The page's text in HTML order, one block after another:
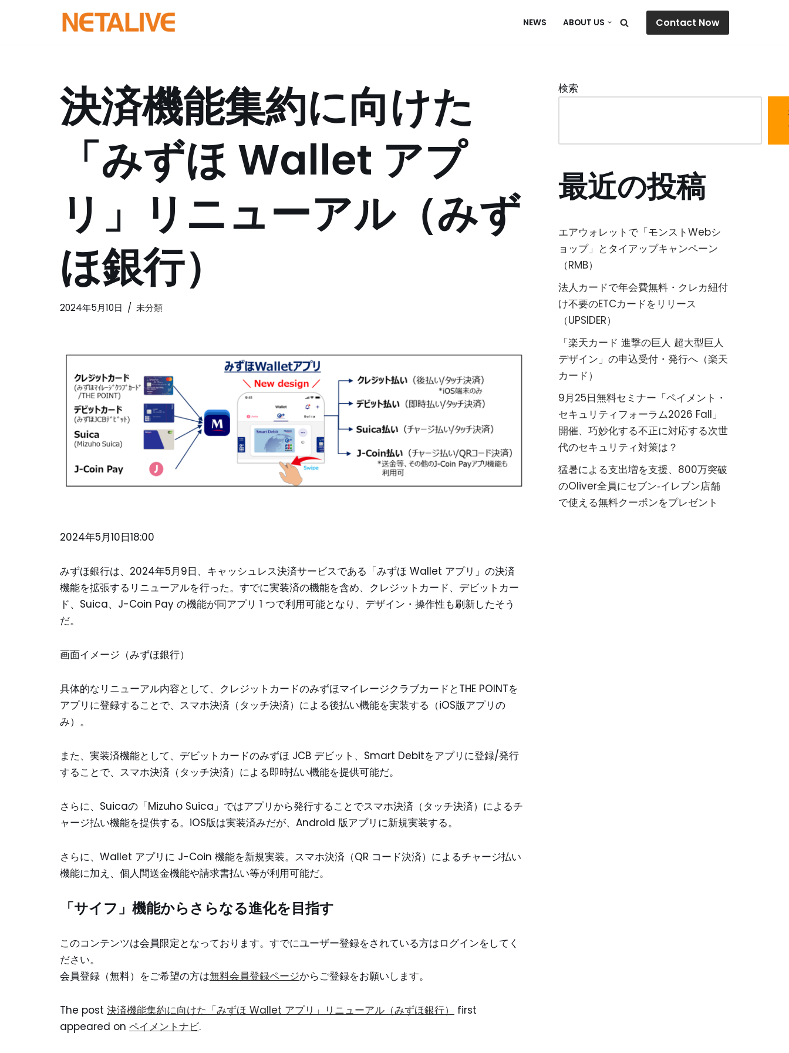
NEWS ABOUT US Contact Now
決済機能集約に向けた
「みずほ Wallet アプ
リ」リニューアル（みず
ほ銀行）
2024年5月10日 未分類
2024年5月10日18:00
みずほ銀行は、2024年5月9日、キャッシュレス決済サービスである「みずほ Wallet アプリ」の決済
機能を拡張するリニューアルを行った。すでに実装済の機能を含め、クレジットカード、デビットカー
ド、Suica、J-Coin Pay の機能が同アプリ 1 つで利用可能となり、デザイン・操作性も刷新したそう
だ。
画面イメージ（みずほ銀行）
具体的なリニューアル内容として、クレジットカードのみずほマイレージクラブカードとTHE POINTを
アプリに登録することで、スマホ決済（タッチ決済）による後払い機能を実装する（iOS版アプリの
み）。
また、実装済機能として、デビットカードのみずほ JCB デビット、Smart Debitをアプリに登録/発行
することで、スマホ決済（タッチ決済）による即時払い機能を提供可能だ。
さらに、Suicaの「Mizuho Suica」ではアプリから発行することでスマホ決済（タッチ決済）によるチ
ャージ払い機能を提供する。iOS版は実装済みだが、Android 版アプリに新規実装する。
さらに、Wallet アプリに J-Coin 機能を新規実装。スマホ決済（QR コード決済）によるチャージ払い
機能に加え、個人間送金機能や請求書払い等が利用可能だ。
「サイフ」機能からさらなる進化を目指す
このコンテンツは会員限定となっております。すでにユーザー登録をされている方はログインをしてく
ださい。
会員登録（無料）をご希望の方は無料会員登録ページからご登録をお願いします。
The post 決済機能集約に向けた「みずほ Wallet アプリ」リニューアル（みずほ銀行）
first
appeared on ペイメントナビ.
検索
最近の投稿
エアウォレットで「モンストWebシ
ョップ」とタイアップキャンペーン
（RMB）
法人カードで年会費無料・クレカ紐付
け不要のETCカードをリリース
（UPSIDER）
「楽天カード 進撃の巨人 超大型巨人
デザイン」の申込受付・発行へ（楽天
カード）
9月25日無料セミナー「ペイメント・
セキュリティフォーラム2026 Fall」
開催、巧妙化する不正に対応する次世
代のセキュリティ対策は？
猛暑による支出増を支援、800万突破
のOliver全員にセブン‐イレブン店舗
で使える無料クーポンをプレゼント